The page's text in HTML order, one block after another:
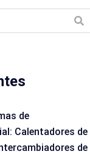
de
Calentadores de
de